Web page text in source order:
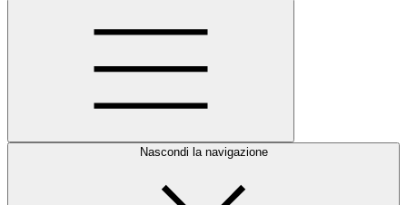
Nascondi la navigazione